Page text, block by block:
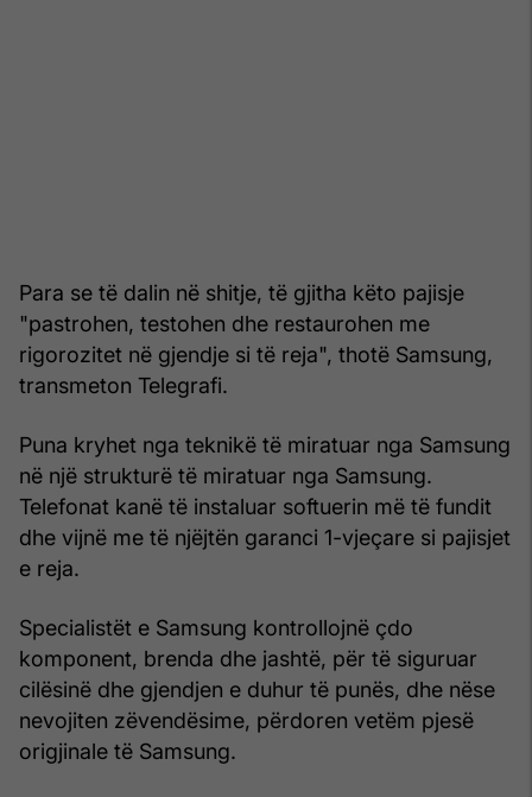
Para se të dalin në shitje, të gjitha këto pajisje
"pastrohen, testohen dhe restaurohen me
rigorozitet në gjendje si të reja", thotë Samsung,
transmeton Telegrafi.
Puna kryhet nga teknikë të miratuar nga Samsung
në një strukturë të miratuar nga Samsung.
Telefonat kanë të instaluar softuerin më të fundit
dhe vijnë me të njëjtën garanci 1-vjeçare si pajisjet
e reja.
Specialistët e Samsung kontrollojnë çdo
komponent, brenda dhe jashtë, për të siguruar
cilësinë dhe gjendjen e duhur të punës, dhe nëse
nevojiten zëvendësime, përdoren vetëm pjesë
origjinale të Samsung.